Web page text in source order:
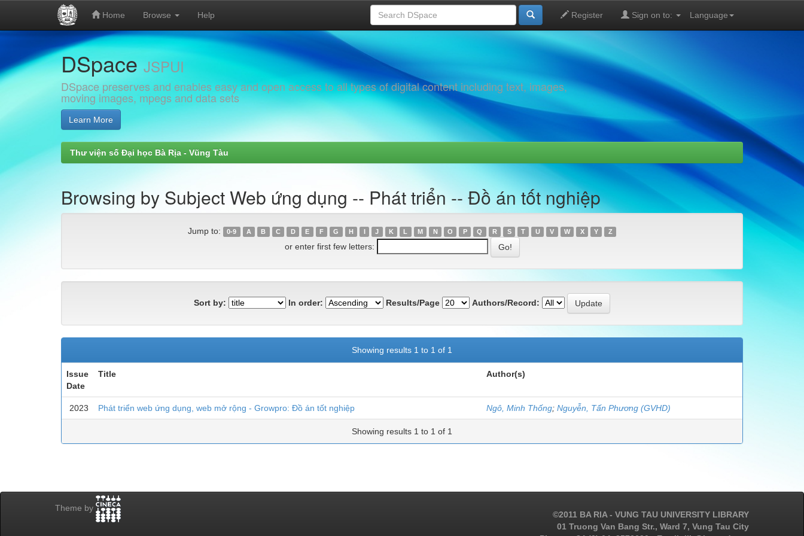
navigation
Home Browse Help Language
Register Sign on to:
DSpaceJSPUI
DSpace preserves and enables easy and open access to all types of digital content including text, images,
moving images, mpegs and data sets
Learn More
Thư viện số Đại học Bà Rịa - Vũng Tàu
Browsing by Subject Web ứng dụng -- Phát triển -- Đồ án tốt nghiệp
Jump to: 0-9 A B C D E F G H I J K L M N O P Q R S T U V W X Y Z
or enter first few letters:
Sort by: In order: Results/Page Authors/Record:
Showing results 1 to 1 of 1
Issue
Date
Title Author(s)
2023 Phát triển web ứng dụng, web mở rộng - Growpro: Đồ án tốt nghiệp Ngô, Minh Thống; Nguyễn, Tấn Phương (GVHD)
Showing results 1 to 1 of 1
Theme by
©2011 BA RIA - VUNG TAU UNIVERSITY LIBRARY
01 Truong Van Bang Str., Ward 7, Vung Tau City